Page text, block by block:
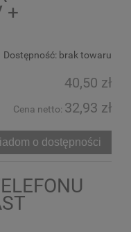
+
Dostępność: brak towaru
40,50 zł
Cena netto: 32,93 zł
o dostępności